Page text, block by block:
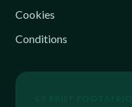
Cookies
Conditions